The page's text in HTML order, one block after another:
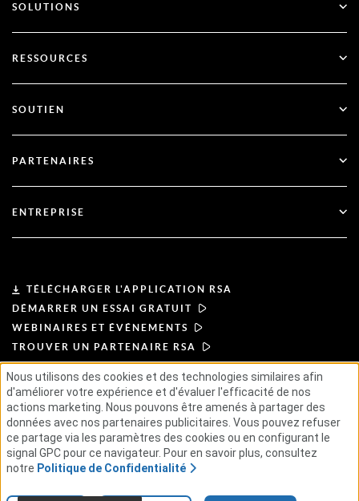
SecurID
SOLUTIONS
Authentification multifactorielle
Services financiers
RESSOURCES
Blog
Documentation
SOUTIEN
Soutien à la clientèle
PARTENAIRES
Devenir partenaire
ENTREPRISE
Leadership
Actualités et presse
Ressources
Carrières
TÉLÉCHARGER L'APPLICATION RSA
DÉMARRER UN ESSAI GRATUIT
WEBINAIRES ET ÉVÉNEMENTS
TROUVER UN PARTENAIRE RSA
CONDITIONS D'UTILISATION
POLITIQUE DE CONFIDENTIALITÉ
ACCORDS TYPES
PRINCIPES APPLICABLES AUX FOURNISSEURS
CHAÎNE D'APPROVISIONNEMENT ÉTHIQUEGSE
Nous utilisons des cookies et des technologies similaires afin
d'améliorer votre expérience et d'évaluer l'efficacité de nos
actions marketing. Nous pouvons être amenés à partager des
données avec nos partenaires publicitaires. Vous pouvez refuser
ce partage via les paramètres des cookies ou en configurant le
signal GPC pour ce navigateur. Pour en savoir plus, consultez
notre Politique de Confidentialité